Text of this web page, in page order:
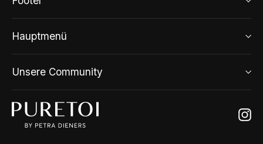
Hauptmenü
Unsere Community